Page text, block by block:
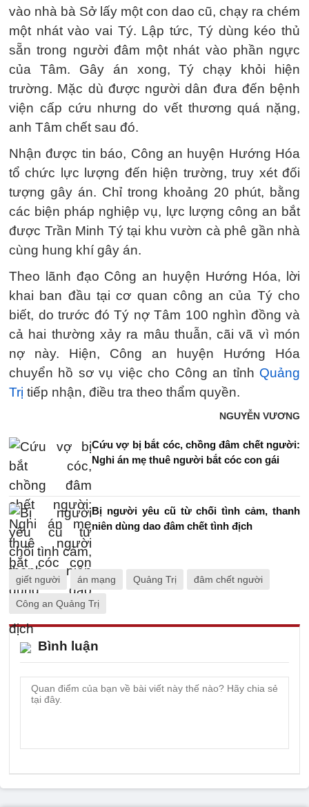
vào nhà bà Sở lấy một con dao cũ, chạy ra chém
một nhát vào vai Tý. Lập tức, Tý dùng kéo thủ
sẵn trong người đâm một nhát vào phần ngực
của Tâm. Gây án xong, Tý chạy khỏi hiện
trường. Mặc dù được người dân đưa đến bệnh
viện cấp cứu nhưng do vết thương quá nặng,
anh Tâm chết sau đó.
Nhận được tin báo, Công an huyện Hướng Hóa
tổ chức lực lượng đến hiện trường, truy xét đối
tượng gây án. Chỉ trong khoảng 20 phút, bằng
các biện pháp nghiệp vụ, lực lượng công an bắt
được Trần Minh Tý tại khu vườn cà phê gần nhà
cùng hung khí gây án.
Theo lãnh đạo Công an huyện Hướng Hóa, lời
khai ban đầu tại cơ quan công an của Tý cho
biết, do trước đó Tý nợ Tâm 100 nghìn đồng và
cả hai thường xảy ra mâu thuẫn, cãi vã vì món
nợ này. Hiện, Công an huyện Hướng Hóa
chuyển hồ sơ vụ việc cho Công an tỉnh Quảng
Trị tiếp nhận, điều tra theo thẩm quyền.
NGUYỄN VƯƠNG
Cứu vợ bị bắt cóc, chồng đâm chết người:
Nghi án mẹ thuê người bắt cóc con gái
Bị người yêu cũ từ chối tình cảm, thanh
niên dùng dao đâm chết tình địch
giết người án mạng Quảng Trị đâm chết người
Công an Quảng Trị
Bình luận